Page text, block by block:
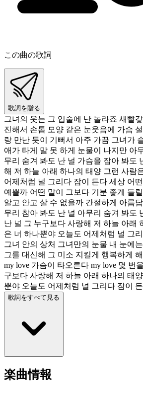
この曲の歌詞
歌詞を贈る
그녀의 웃는 그 입술에 난 놀라죠 새빨
진해서 손톱 모양 같은 눈웃음에 가슴
랑 만난 듯이 기뻐서 아주 가끔 그녀가
애가 타게 말 못 하게 눈물이 나지만 아
무리 숨겨 봐도 난 널 가슴을 잡아 봐도
해 저 하늘 아래 하나의 태양 그런 사람
어제처럼 널 그리다 잠이 든다 세상 어
예쁠까 어떤 말이 그보다 기분 좋게 들
알고 안고 살 수 없을까 간절하게 아름
무리 참아 봐도 난 널 아무리 숨겨 봐도
난 널 그 누구보다 사랑해 저 하늘 아래
은 너 하나뿐야 오늘도 어제처럼 널 그
그녀 안의 상처 그녀만의 눈물 내 눈에
그를 대신해 그 미소 지킬게 행복하게
my love 가슴이 타오른다 my love 몇 번
구보다 사랑해 저 하늘 아래 하나의 태
뿐야 오늘도 어제처럼 널 그리다 잠이
歌詞をすべて見る
楽曲情報